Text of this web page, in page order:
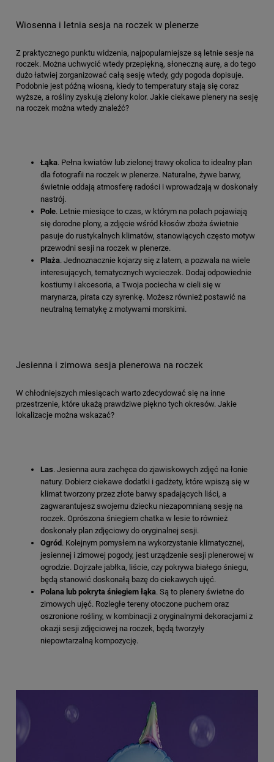
Wiosenna i letnia sesja na roczek w plenerze
Z praktycznego punktu widzenia, najpopularniejsze są letnie sesje na
roczek. Można uchwycić wtedy przepiękną, słoneczną aurę, a do tego
dużo łatwiej zorganizować całą sesję wtedy, gdy pogoda dopisuje.
Podobnie jest późną wiosną, kiedy to temperatury stają się coraz
wyższe, a rośliny zyskują zielony kolor. Jakie ciekawe plenery na sesję
na roczek można wtedy znaleźć?
Łąka. Pełna kwiatów lub zielonej trawy okolica to idealny plan
dla fotografii na roczek w plenerze. Naturalne, żywe barwy,
świetnie oddają atmosferę radości i wprowadzają w doskonały
nastrój.
Pole. Letnie miesiące to czas, w którym na polach pojawiają
się dorodne plony, a zdjęcie wśród kłosów zboża świetnie
pasuje do rustykalnych klimatów, stanowiących często motyw
przewodni sesji na roczek w plenerze.
Plaża. Jednoznacznie kojarzy się z latem, a pozwala na wiele
interesujących, tematycznych wycieczek. Dodaj odpowiednie
kostiumy i akcesoria, a Twoja pociecha w cieli się w
marynarza, pirata czy syrenkę. Możesz również postawić na
neutralną tematykę z motywami morskimi.
Jesienna i zimowa sesja plenerowa na roczek
W chłodniejszych miesiącach warto zdecydować się na inne
przestrzenie, które ukażą prawdziwe piękno tych okresów. Jakie
lokalizacje można wskazać?
Las. Jesienna aura zachęca do zjawiskowych zdjęć na łonie
natury. Dobierz ciekawe dodatki i gadżety, które wpiszą się w
klimat tworzony przez złote barwy spadających liści, a
zagwarantujesz swojemu dziecku niezapomnianą sesję na
roczek. Oprószona śniegiem chatka w lesie to również
doskonały plan zdjęciowy do oryginalnej sesji.
Ogród . Kolejnym pomysłem na wykorzystanie klimatycznej,
jesiennej i zimowej pogody, jest urządzenie sesji plenerowej w
ogrodzie. Dojrzałe jabłka, liście, czy pokrywa białego śniegu,
będą stanowić doskonałą bazę do ciekawych ujęć.
Polana lub pokryta śniegiem łąka. Są to plenery świetne do
zimowych ujęć. Rozległe tereny otoczone puchem oraz
oszronione rośliny, w kombinacji z oryginalnymi dekoracjami z
okazji sesji zdjęciowej na roczek, będą tworzyły
niepowtarzalną kompozycję.